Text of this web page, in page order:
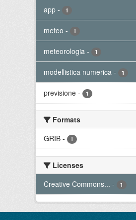
app - 1
meteo - 1
meteorologia - 1
modellistica numerica - 1
previsione - 1
Formats
GRIB - 1
Licenses
Creative Commons... - 1